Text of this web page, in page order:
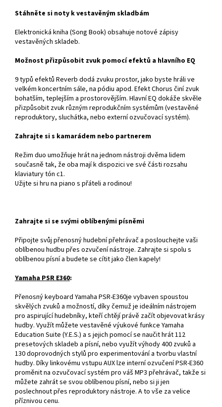
Stáhněte si noty k vestavěným skladbám
Elektronická kniha (Song Book) obsahuje notové zápisy
vestavěných skladeb.
Možnost přizpůsobit zvuk pomocí efektů a hlavního EQ
9 typů efektů Reverb dodá zvuku prostor, jako byste hráli ve
velkém koncertním sále, na pódiu apod. Efekt Chorus činí zvuk
bohatším, teplejším a prostorovějším. Hlavní EQ dokáže skvěle
přizpůsobit zvuk různým reprodukčním systémům (vestavěné
reproduktory, sluchátka, nebo externí ozvučovací systém).
Zahrajte si s kamarádem nebo partnerem
Režim duo umožňuje hrát na jednom nástroji dvěma lidem
současně tak, že oba mají k dispozici ve své části rozsahu
klaviatury tón c1.
Užijte si hru na piano s přáteli a rodinou!
Zahrajte si se svými oblíbenými písněmi
Připojte svůj přenosný hudební přehrávač a poslouchejte vaši
oblíbenou hudbu přes ozvučení nástroje. Zahrajte si spolu s
oblíbenou písní a budete se cítit jako člen kapely!
Yamaha PSR E360:
Přenosný keyboard Yamaha PSR-E360je vybaven spoustou
skvělých zvuků a možností, díky čemuž je ideálním nástrojem
pro aspirující hudebníky, kteří chtějí právě začít objevovat krásy
hudby. Využít můžete vestavěné výukové funkce Yamaha
Education Suite (Y.E.S.) a s jejich pomocí se naučit hrát 112
presetových skladeb a písní, nebo využít výhody 400 zvuků a
130 doprovodných stylů pro experimentování a tvorbu vlastní
hudby. Díky linkovému vstupu AUX lze interní ozvučení PSR-E360
proměnit na ozvučovací systém pro váš MP3 přehrávač, takže si
můžete zahrát se svou oblíbenou písní, nebo si ji jen
poslechnout přes reproduktory nástroje. A to vše za velice
příznivou cenu.